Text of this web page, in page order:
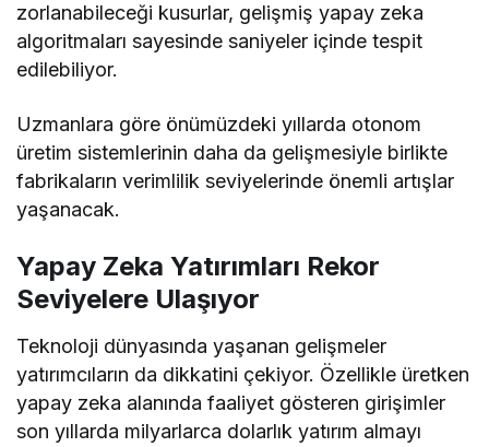
zorlanabileceği kusurlar, gelişmiş yapay zeka
algoritmaları sayesinde saniyeler içinde tespit
edilebiliyor.
Uzmanlara göre önümüzdeki yıllarda otonom
üretim sistemlerinin daha da gelişmesiyle birlikte
fabrikaların verimlilik seviyelerinde önemli artışlar
yaşanacak.
Yapay Zeka Yatırımları Rekor
Seviyelere Ulaşıyor
Teknoloji dünyasında yaşanan gelişmeler
yatırımcıların da dikkatini çekiyor. Özellikle üretken
yapay zeka alanında faaliyet gösteren girişimler
son yıllarda milyarlarca dolarlık yatırım almayı